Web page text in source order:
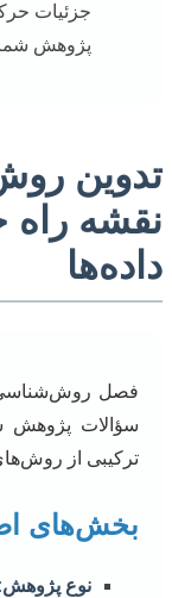
جزئیات
پژوهش
تدوین
نقشه راه
داده‌ها
فصل
سؤالات پژوهش
ترکیبی از
بخش‌های
نوع